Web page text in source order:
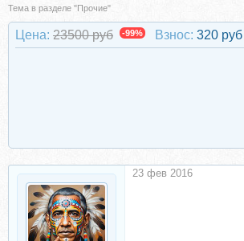
Тема в разделе "Прочие"
Цена: 23500 руб -99% Взнос: 320 руб
23 фев 2016